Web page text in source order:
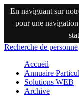
En naviguant sur
pour une
Recherche de personne
Accueil
Annuaire
Solutions WEB
Archive